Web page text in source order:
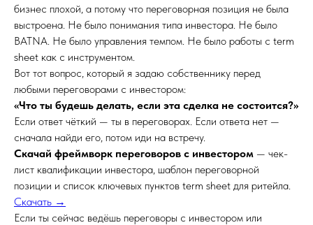
бизнес плохой, а потому что переговорная позиция не была
выстроена. Не было понимания типа инвестора. Не было
BATNA. Не было управления темпом. Не было работы с term
sheet как с инструментом.
Вот тот вопрос, который я задаю собственнику перед
любыми переговорами с инвестором:
«Что ты будешь делать, если эта сделка не состоится?»
Если ответ чёткий — ты в переговорах. Если ответа нет —
сначала найди его, потом иди на встречу.
Скачай фреймворк переговоров с инвестором — чек-
лист квалификации инвестора, шаблон переговорной
позиции и список ключевых пунктов term sheet для ритейла.
Скачать →
Если ты сейчас ведёшь переговоры с инвестором или